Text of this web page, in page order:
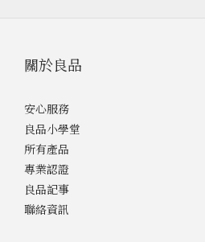
關於良品
安心服務
良品小學堂
所有產品
專業認證
良品記事
聯絡資訊